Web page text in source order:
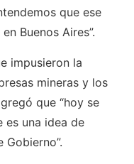
que ese
Buenos Aires”.
impusieron la
mineras y los
que “hoy se
es una idea de